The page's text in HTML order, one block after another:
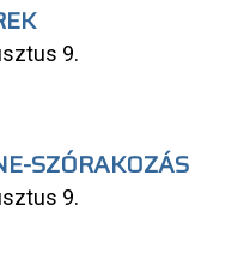
9.
SZÓRAKOZÁS
9.